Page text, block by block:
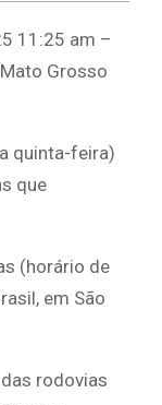
11:25 am –
Grosso
quinta-feira)
que
(horário de
em São
rodovias